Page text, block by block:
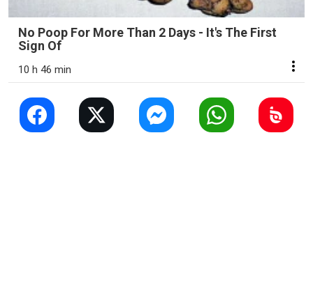
No Poop For More Than 2 Days - It's The First
Sign Of
10 h 46 min